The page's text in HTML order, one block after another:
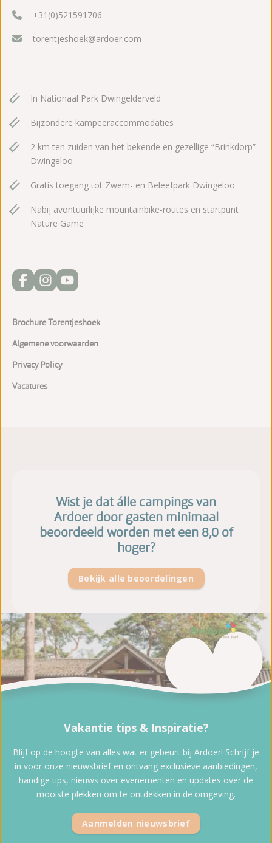
+31(0)521591706
torentjeshoek@ardoer.com
In Nationaal Park Dwingelderveld
Bijzondere kampeeraccommodaties
2 km ten zuiden van het bekende en gezellige “Brinkdorp”
Dwingeloo
Gratis toegang tot Zwem- en Beleefpark Dwingeloo
Nabij avontuurlijke mountainbike-routes en startpunt
Nature Game
Brochure Torentjeshoek
Algemene voorwaarden
Privacy Policy
Vacatures
Wist je dat álle campings van
Ardoer door gasten minimaal
beoordeeld worden met een 8,0 of
hoger?
Bekijk alle beoordelingen
Vakantie tips & Inspiratie?
Blijf op de hoogte van alles wat er gebeurt bij Ardoer! Schrijf je
in voor onze nieuwsbrief en ontvang exclusieve aanbiedingen,
handige tips, nieuws over evenementen en updates over de
mooiste plekken om te ontdekken in de omgeving.
Aanmelden nieuwsbrief